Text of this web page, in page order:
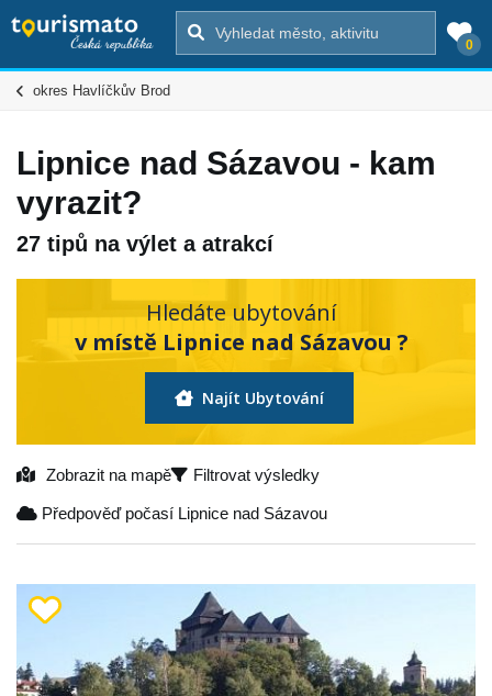
0
okres Havlíčkův Brod
Lipnice nad Sázavou - kam
vyrazit?
27 tipů na výlet a atrakcí
Hledáte ubytování
v místě Lipnice nad Sázavou ?
Najít Ubytování
Zobrazit na mapě Filtrovat výsledky
Předpověď počasí Lipnice nad Sázavou